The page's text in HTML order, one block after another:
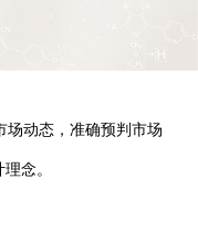
场动态，准确预判市场
念。